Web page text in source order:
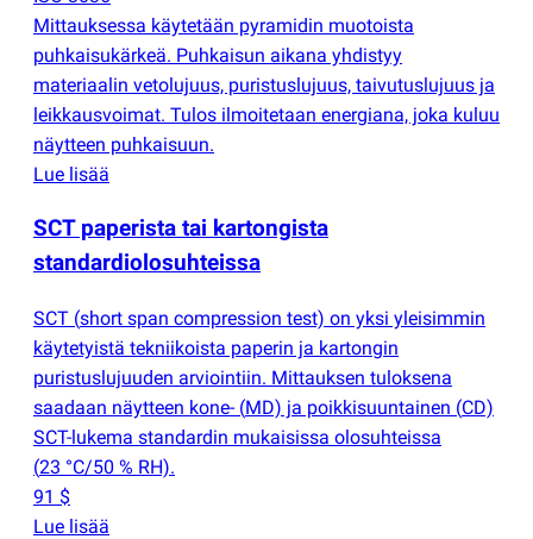
Mittauksessa käytetään pyramidin muotoista
puhkaisukärkeä. Puhkaisun aikana yhdistyy
materiaalin vetolujuus, puristuslujuus, taivutuslujuus ja
leikkausvoimat. Tulos ilmoitetaan energiana, joka kuluu
näytteen puhkaisuun.
Lue lisää
SCT paperista tai kartongista
standardiolosuhteissa
SCT (short span compression test) on yksi yleisimmin
käytetyistä tekniikoista paperin ja kartongin
puristuslujuuden arviointiin. Mittauksen tuloksena
saadaan näytteen kone- (MD) ja poikkisuuntainen (CD)
SCT-lukema standardin mukaisissa olosuhteissa
(23 °C/50 % RH).
91 $
Lue lisää